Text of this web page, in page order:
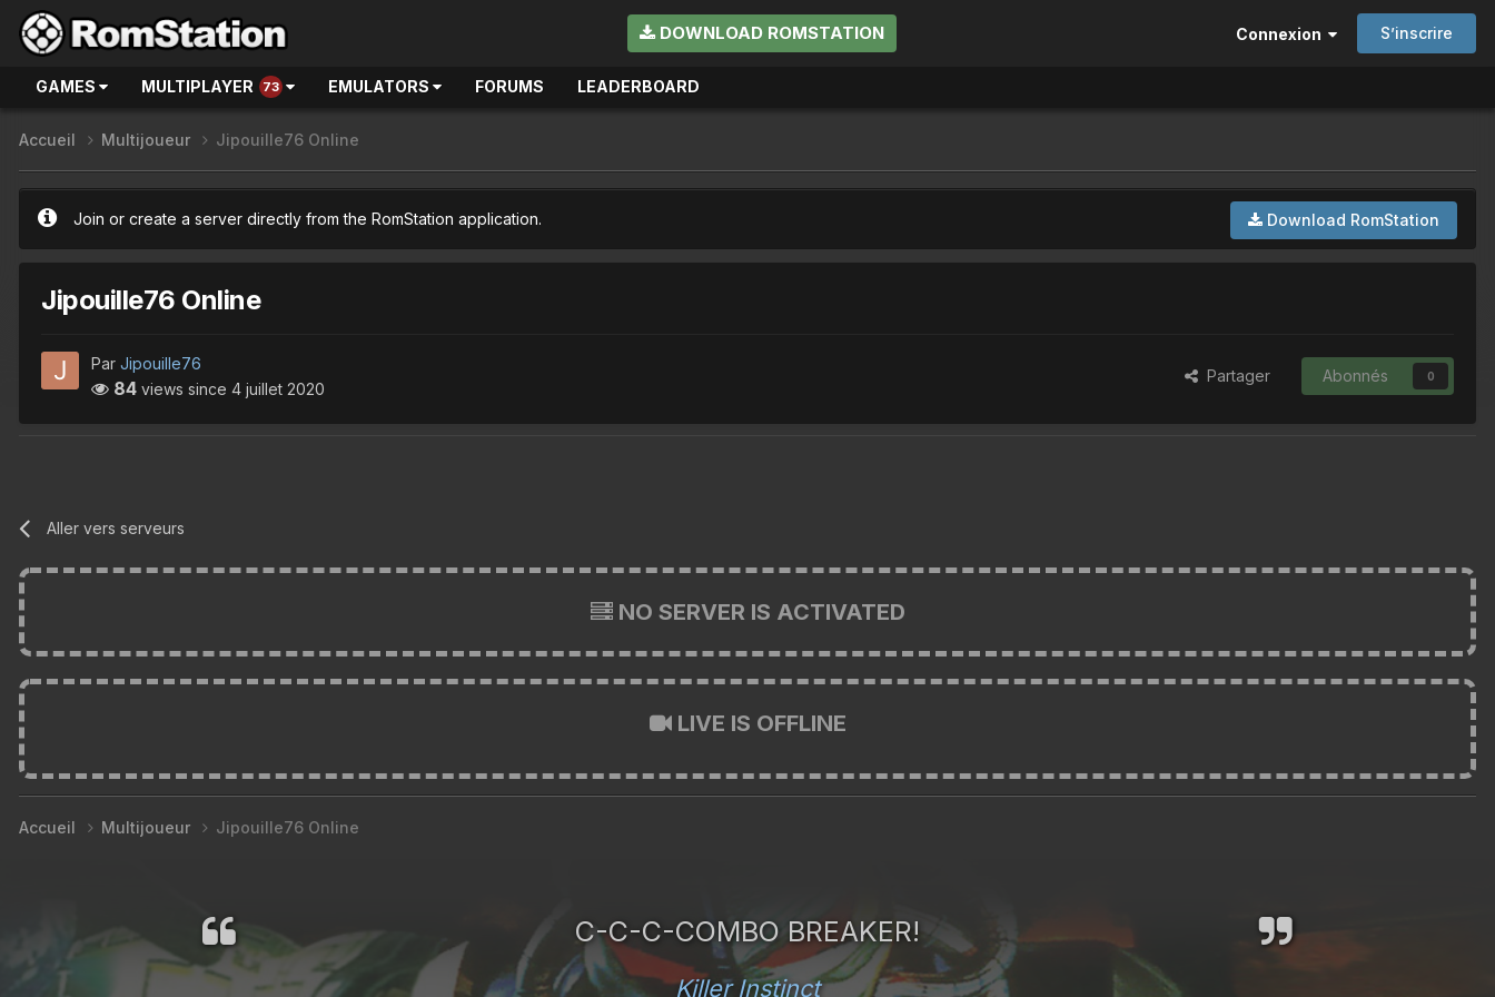
DOWNLOAD ROMSTATION Connexion S’inscrire
GAMES MULTIPLAYER 73 EMULATORS FORUMS LEADERBOARD
Accueil Multijoueur Jipouille76 Online
Download RomStation
Join or create a server directly from the RomStation application.
Jipouille76 Online
Par Jipouille76
84 views since 4 juillet 2020
Partager Abonnés 0
Aller vers serveurs
NO SERVER IS ACTIVATED
LIVE IS OFFLINE
Accueil Multijoueur Jipouille76 Online
C-C-C-COMBO BREAKER!
Killer Instinct